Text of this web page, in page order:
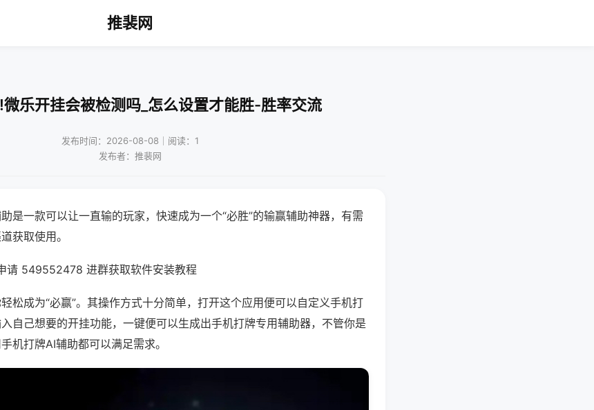
推裴网
乐开挂会被检测吗_怎么设置才能胜-胜率交流
发布时间：2026-08-08｜阅读：1
发布者：推裴网
是一款可以让一直输的玩家，快速成为一个“必胜”的输赢辅助神器，有需
获取使用。
请 549552478 进群获取软件安装教程
松成为“必赢”。其操作方式十分简单，打开这个应用便可以自定义手机打
自己想要的开挂功能，一键便可以生成出手机打牌专用辅助器，不管你是
机打牌AI辅助都可以满足需求。